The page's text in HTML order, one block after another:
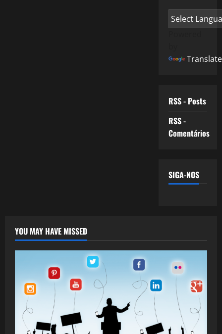
Translate
RSS - Posts
RSS -
Comentários
SIGA-NOS
YOU MAY HAVE MISSED